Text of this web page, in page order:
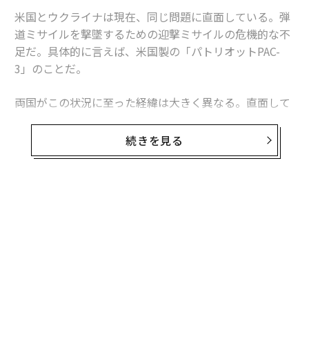
米国とウクライナは現在、同じ問題に直面している。弾
道ミサイルを撃墜するための迎撃ミサイルの危機的な不
足だ。具体的に言えば、米国製の「パトリオットPAC-
3」のことだ。
両国がこの状況に至った経緯は大きく異なる。直面して
きく異なるものになるかもしれない。これは非対称戦、
つまり敵に貴重な資源をより多く消耗させる方法をめぐ
続きを見る